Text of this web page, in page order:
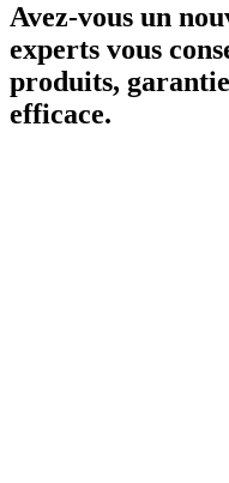
Avez-vous un
experts vous
produits,
efficace.